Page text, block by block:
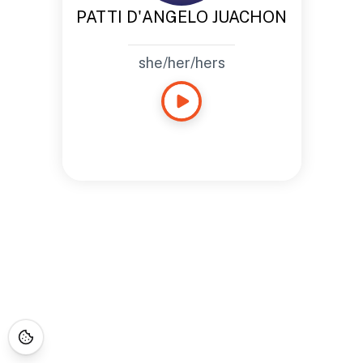
PATTI D'ANGELO JUACHON
she/her/hers